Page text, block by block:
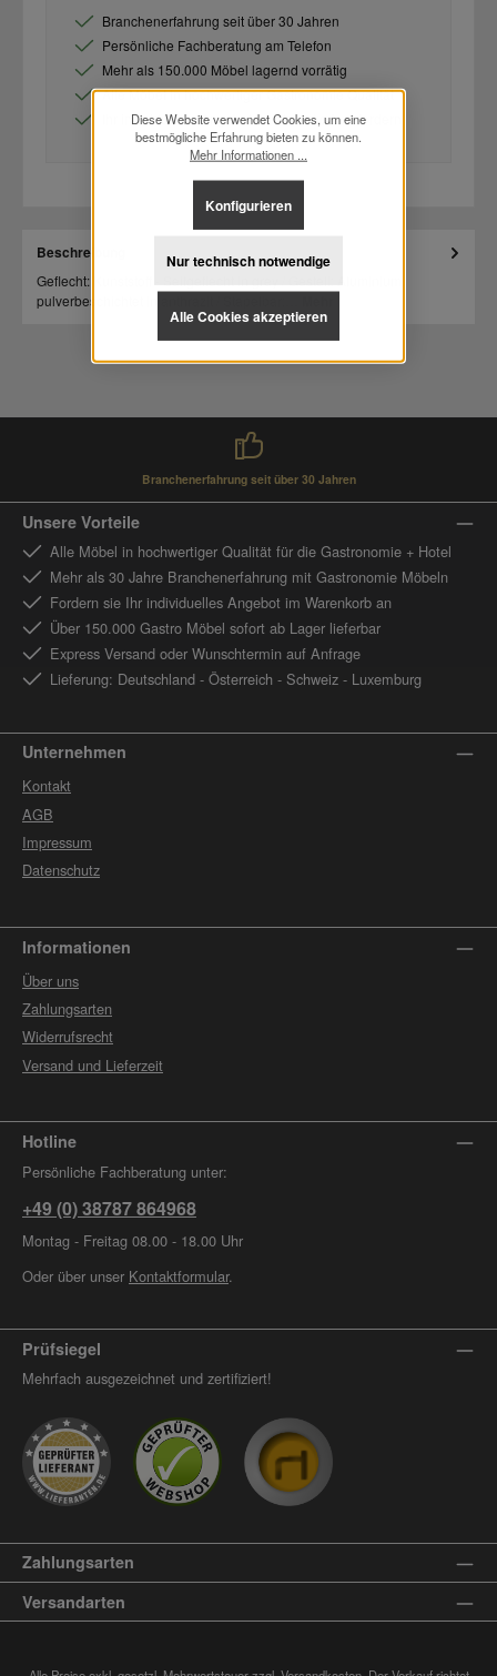
Branchenerfahrung seit über 30 Jahren
Persönliche Fachberatung am Telefon
Mehr als 150.000 Möbel lagernd vorrätig
Alle Möbel in hochwertiger Gastronomie Qualität
Ihr individuelles Angebot im Warenkorb anfordern
Beschreibung
Geflecht: Kunststoff - Seilgeflecht in grey / Gestell: Aluminium
pulverbeschichtet in anthrazit / Stapelbar:…
Branchenerfahrung seit über 30 Jahren
Unsere Vorteile
Alle Möbel in hochwertiger Qualität für die Gastronomie + Hotel
Mehr als 30 Jahre Branchenerfahrung mit Gastronomie Möbeln
Fordern sie Ihr individuelles Angebot im Warenkorb an
Über 150.000 Gastro Möbel sofort ab Lager lieferbar
Express Versand oder Wunschtermin auf Anfrage
Lieferung: Deutschland - Österreich - Schweiz - Luxemburg
Unternehmen
Kontakt
AGB
Impressum
Datenschutz
Informationen
Über uns
Zahlungsarten
Widerrufsrecht
Versand und Lieferzeit
Hotline
Persönliche Fachberatung unter:
+49 (0) 38787 864968
Montag - Freitag 08.00 - 18.00 Uhr
Oder über unser Kontaktformular.
Prüfsiegel
Mehrfach ausgezeichnet und zertifiziert!
Zahlungsarten
Versandarten
Diese Website verwendet Cookies, um eine
bestmögliche Erfahrung bieten zu können.
Mehr Informationen ...
Nur technisch notwendige
Konfigurieren
Alle Cookies akzeptieren